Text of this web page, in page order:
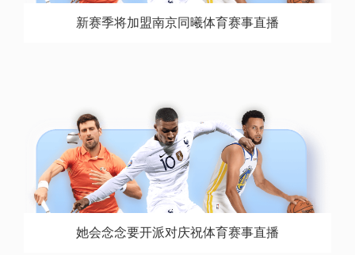
新赛季将加盟南京同曦体育赛事直播
她会念念要开派对庆祝体育赛事直播